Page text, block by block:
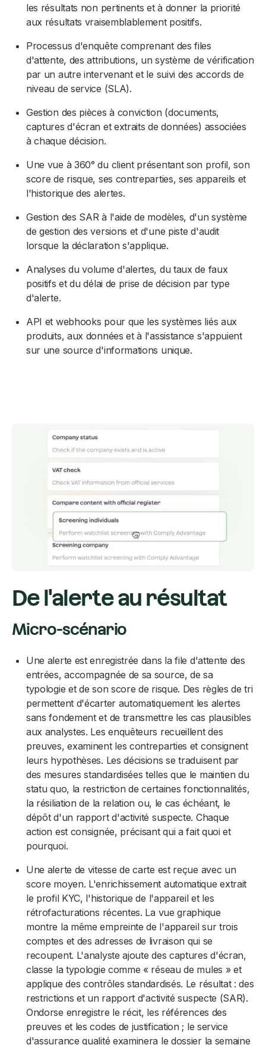
les résultats non pertinents et à donner la priorité
aux résultats vraisemblablement positifs.
Processus d'enquête comprenant des files
d'attente, des attributions, un système de vérification
par un autre intervenant et le suivi des accords de
niveau de service (SLA).
Gestion des pièces à conviction (documents,
captures d'écran et extraits de données) associées
à chaque décision.
Une vue à 360° du client présentant son profil, son
score de risque, ses contreparties, ses appareils et
l'historique des alertes.
Gestion des SAR à l'aide de modèles, d'un système
de gestion des versions et d'une piste d'audit
lorsque la déclaration s'applique.
Analyses du volume d'alertes, du taux de faux
positifs et du délai de prise de décision par type
d'alerte.
API et webhooks pour que les systèmes liés aux
produits, aux données et à l'assistance s'appuient
sur une source d'informations unique.
De l'alerte au résultat
Micro-scénario
Une alerte est enregistrée dans la file d'attente des
entrées, accompagnée de sa source, de sa
typologie et de son score de risque. Des règles de tri
permettent d'écarter automatiquement les alertes
sans fondement et de transmettre les cas plausibles
aux analystes. Les enquêteurs recueillent des
preuves, examinent les contreparties et consignent
leurs hypothèses. Les décisions se traduisent par
des mesures standardisées telles que le maintien du
statu quo, la restriction de certaines fonctionnalités,
la résiliation de la relation ou, le cas échéant, le
dépôt d'un rapport d'activité suspecte. Chaque
action est consignée, précisant qui a fait quoi et
pourquoi.
Une alerte de vitesse de carte est reçue avec un
score moyen. L'enrichissement automatique extrait
le profil KYC, l'historique de l'appareil et les
rétrofacturations récentes. La vue graphique
montre la même empreinte de l'appareil sur trois
comptes et des adresses de livraison qui se
recoupent. L'analyste ajoute des captures d'écran,
classe la typologie comme « réseau de mules » et
applique des contrôles standardisés. Le résultat : des
restrictions et un rapport d'activité suspecte (SAR).
Ondorse enregistre le récit, les références des
preuves et les codes de justification ; le service
d'assurance qualité examinera le dossier la semaine